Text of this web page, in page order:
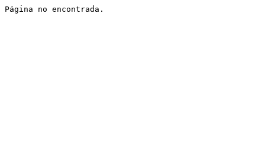
Página no encontrada.